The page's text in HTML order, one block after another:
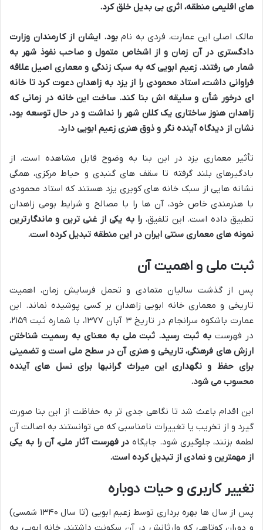
های اقلیمی منطقه، اثری بی بدیل خلق کرد.
مالک اصلی این عمارت، فردی به نامبود. ایشان از کارمندان وزارت
دادگستری در آن زمان و از اشخاص متمول و صاحب نفوذ شهر به
شمار می رفتند. زعیم ابویی که به سبک زندگی و معماری اصیل علاقه
فراوانی داشت، استاد محمودی را از یزد به زاهدان دعوت کرد تا خانه
ای درخور شأن و سلیقه اش بنا کند. ساخت این خانه در زمانی که
زاهدان هنوز ساختاری یک کلان شهر را نداشت و در حال توسعه بود،
نشان از دیدگاه آینده نگر و ذوق هنری زعیم ابویی دارد.
تأثیر معماری یزد در این بنا به وضوح قابل مشاهده است. از
بادگیرهای بلند گرفته تا سقف های گنبدی و حیاط مرکزی، همگی
نشانه هایی از سبک خانه های کویری یزد هستند که استاد محمودی
با هنرمندی خاص خود، آن ها را با مصالح و شرایط بومی زاهدان
تطبیق داده است. این تلفیق، را به یکی از غنی ترین و ماندگارترین
نمونه های معماری سنتی ایران در این منطقه تبدیل کرده است.
ثبت ملی و اهمیت آن
پس از گذشت سالیان متمادی و تحمل فرسایش زمان، اهمیت
تاریخی و معماری خانه ابویی زاهدان بر کسی پوشیده نماند. این
عمارت باشکوه سرانجام در تاریخ ۳ آبان ۱۳۷۷، با شماره ثبت ۲۱۵۹،
در فهرست به ثبت رسید. ثبت ملیبه معنای به رسمیت شناختن
ارزش های فرهنگی، تاریخی و هنری آن در سطح ملی است و تضمینی
برای حفظ و نگهداری این میراث گرانبها برای نسل های آینده
محسوب می شود.
این اقدام باعث شد تا نگاهی جدی تر به حفاظت از این بنا صورت
گیرد و از تخریب یا تغییرات نامناسبی که می توانستند به اصالت آن
لطمه بزنند، جلوگیری شود. جایگاه در فهرست آثار ملی، آن را به یکی
از مهمترین و نمادی از تبدیل کرده است.
تغییر کاربری و حیات دوباره
پس از سال ها بهره برداری توسط زعیم ابویی (تا سال ۱۳۴۰ شمسی)